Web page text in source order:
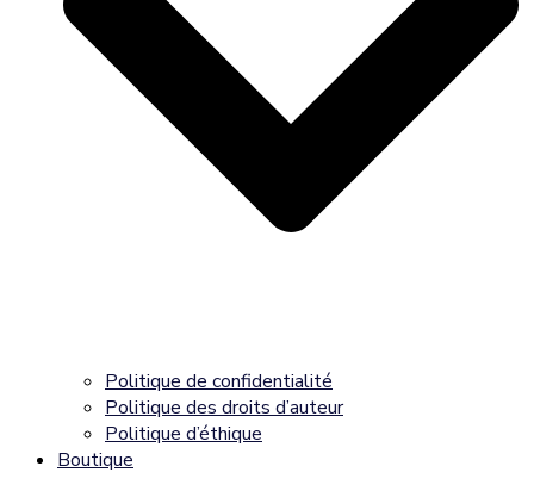
Politique de confidentialité
Politique des droits d’auteur
Politique d’éthique
Boutique